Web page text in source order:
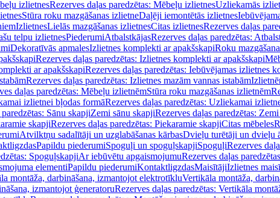
izlietnesRezerves daļas paredzētas: Mēbeļu izlietnesUzliekamās
Stūra roku mazgāšanas izlietneDaļēji iemontētās izlietnes
IzlietnesLielās mazgāšanas izlietnesCitas izlietnesRezerves daļas
telpu izlietnesPiederumiAtbalstkājasRezerves daļas paredzētas:
Dekoratīvās apmalesIzlietnes komplekti ar apakšskapiRoku
Rezerves daļas paredzētas: Izlietnes komplekti ar apakšskapi
ar apakšskapiRezerves daļas paredzētas: Iebūvējamas izlietnes
Rezerves daļas paredzētas: Izlietnes mazām vannas istabām
daļas paredzētas: Mēbeļu izlietnēmStūra roku mazgāšanas izlietnēm
izlietnei bļodas formāRezerves daļas paredzētas: Uzliekamai
Sānu skapjiZemi sānu skapjiRezerves daļas paredzētas:
skapjiRezerves daļas paredzētas: Piekaramie skapjiCitas mēbeles
Atvilktņu sadalītāji un uzglabāšanas kārbasDvieļu turētāji un dvieļu
Papildu piederumiSpoguļi un spoguļskapjiSpoguļiRezerves
SpoguļskapjiAr iebūvētu apgaismojumuRezerves daļas
elementiPapildu piederumiKontaktligzdasMaisītājiIzlietnes
montāža, darbināšana, izmantojot elektrotīkluVertikāla montāža,
izmantojot ģeneratoruRezerves daļas paredzētas: Vertikāla